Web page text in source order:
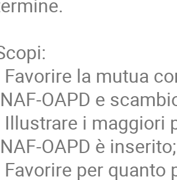
Favorire la mutua
OAPD e
Illustrare i maggiori
OAPD è inserito;
Favorire per